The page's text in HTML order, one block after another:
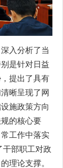
入分析了当
是针对日益
提出了具有
晰呈现了网
施政策方向
的核心要
工作中落实
干部职工对政
理论支撑。